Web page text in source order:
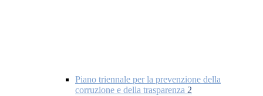
Piano triennale per la prevenzione della
corruzione e della trasparenza 2